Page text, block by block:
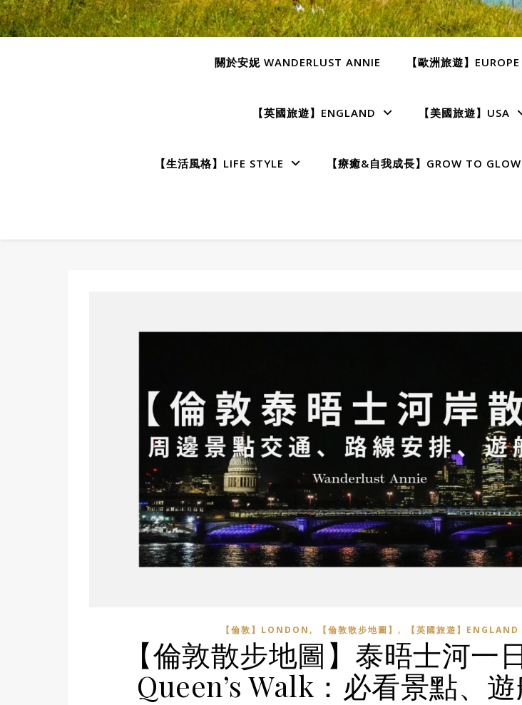
關於安妮 WANDERLUST ANNIE 【歐洲旅遊】EUROPE
【英國旅遊】ENGLAND 【美國旅遊】USA
【生活風格】LIFE STYLE 【療癒&自我成長】GROW TO GLOW
【倫敦】LONDON , 【倫敦散步地圖】 , 【英國旅遊】ENGLAND
【倫敦散步地圖】泰晤士河一
Queen’s Walk：必看景點、